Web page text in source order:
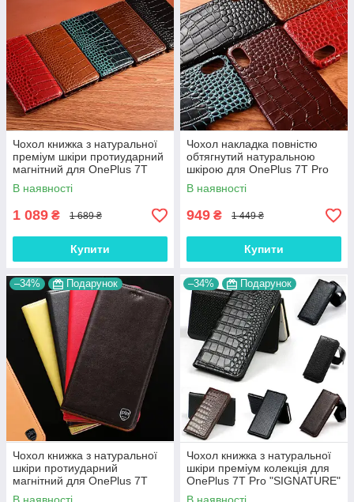
Чохол книжка з натуральної
преміум шкіри протиударний
магнітний для OnePlus 7T
Pro "CROCODILE"
В наявності
1 089 ₴ 1 689 ₴
Купити
Чохол накладка повністю
обтягнутий натуральною
шкірою для OnePlus 7T Pro
"SIGNATURE"
В наявності
949 ₴ 1 449 ₴
Купити
–34% Подарунок
Чохол книжка з натуральної
шкіри протиударний
магнітний для OnePlus 7T
Pro "CLASIC"
–34% Подарунок
Чохол книжка з натуральної
шкіри преміум колекція для
OnePlus 7T Pro "SIGNATURE"